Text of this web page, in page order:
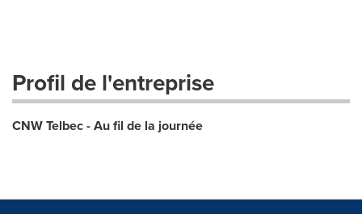
Profil de l'entreprise
CNW Telbec - Au fil de la journée